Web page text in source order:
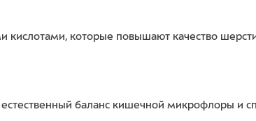
которые повышают качество
баланс кишечной микрофлоры и